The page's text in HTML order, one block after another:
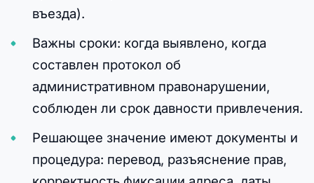
въезда).
Важны сроки: когда выявлено, когда
составлен протокол об
административном правонарушении,
соблюден ли срок давности привлечения.
Решающее значение имеют документы и
процедура: перевод, разъяснение прав,